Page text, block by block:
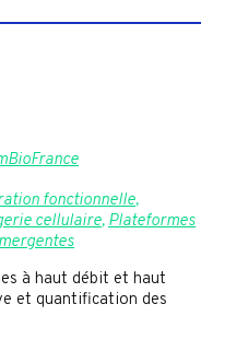
fonctionnelle,
cellulaire,Plateformes
à haut débit et haut
et quantification des